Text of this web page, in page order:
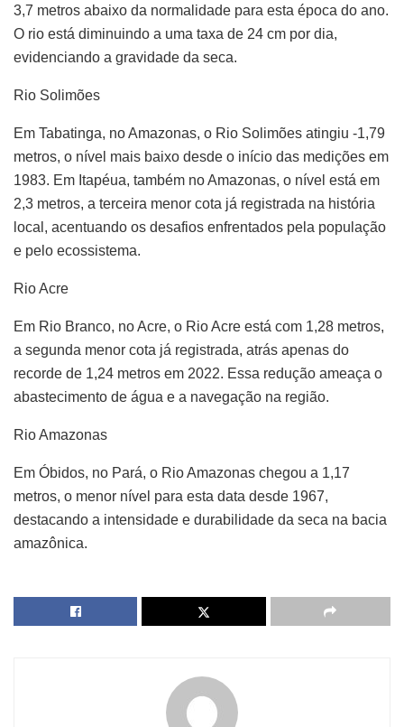
3,7 metros abaixo da normalidade para esta época do ano.
O rio está diminuindo a uma taxa de 24 cm por dia,
evidenciando a gravidade da seca.
Rio Solimões
Em Tabatinga, no Amazonas, o Rio Solimões atingiu -1,79
metros, o nível mais baixo desde o início das medições em
1983. Em Itapéua, também no Amazonas, o nível está em
2,3 metros, a terceira menor cota já registrada na história
local, acentuando os desafios enfrentados pela população
e pelo ecossistema.
Rio Acre
Em Rio Branco, no Acre, o Rio Acre está com 1,28 metros,
a segunda menor cota já registrada, atrás apenas do
recorde de 1,24 metros em 2022. Essa redução ameaça o
abastecimento de água e a navegação na região.
Rio Amazonas
Em Óbidos, no Pará, o Rio Amazonas chegou a 1,17
metros, o menor nível para esta data desde 1967,
destacando a intensidade e durabilidade da seca na bacia
amazônica.